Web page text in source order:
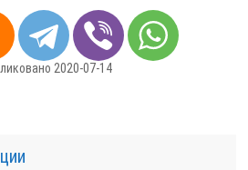
2020-07-14